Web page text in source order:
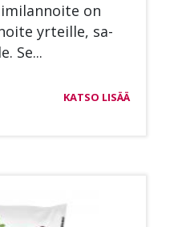
on
yr­teil­le, sa­
Se...
KATSO LISÄÄ